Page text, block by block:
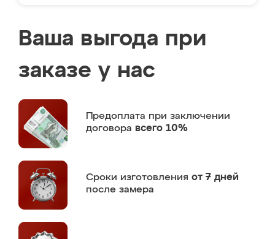
Ваша выгода при
заказе у нас
Предоплата при заключении
договора всего 10%
Сроки изготовления от 7 дней
после замера